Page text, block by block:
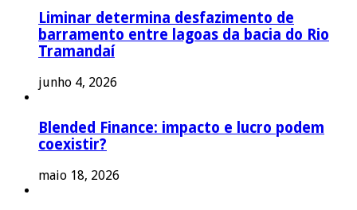
Liminar determina desfazimento de
barramento entre lagoas da bacia do Rio
Tramandaí
junho 4, 2026
Blended Finance: impacto e lucro podem
coexistir?
maio 18, 2026